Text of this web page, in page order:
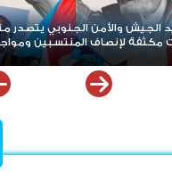
موعدنا مليونية يوليو.. الشعب